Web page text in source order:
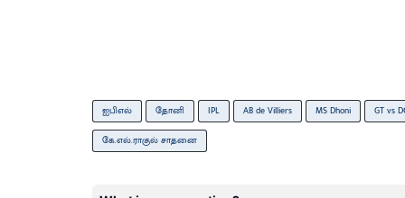
ஐபிஎல் தோனி IPL AB de Villiers MS Dhoni GT vs
கே.எல்.ராகுல் சாதனை